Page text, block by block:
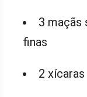
3 maçãs
finas
2 xícaras